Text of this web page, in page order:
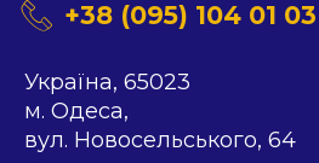
+38 (095) 104 01 03
Українa, 65023
м. Одеса,
вул. Новосельського, 64